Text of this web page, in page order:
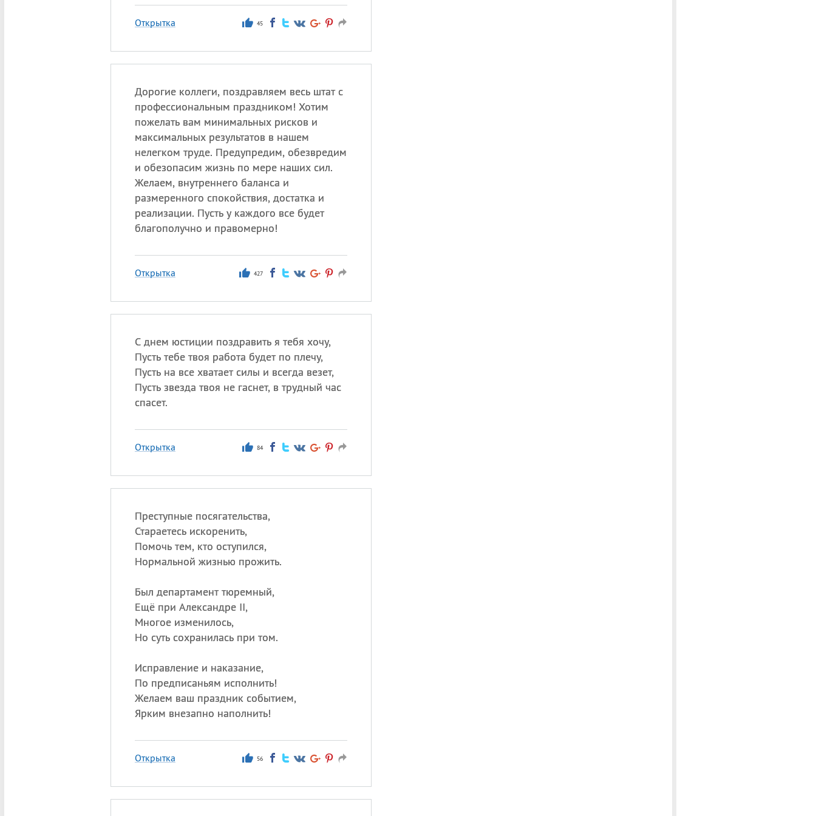
Открытка 45
Дорогие коллеги, поздравляем весь штат с
профессиональным праздником! Хотим
пожелать вам минимальных рисков и
максимальных результатов в нашем
нелегком труде. Предупредим, обезвредим
и обезопасим жизнь по мере наших сил.
Желаем, внутреннего баланса и
размеренного спокойствия, достатка и
реализации. Пусть у каждого все будет
благополучно и правомерно!
Открытка 427
С днем юстиции поздравить я тебя хочу,
Пусть тебе твоя работа будет по плечу,
Пусть на все хватает силы и всегда везет,
Пусть звезда твоя не гаснет, в трудный час
спасет.
Открытка 84
Преступные посягательства,
Стараетесь искоренить,
Помочь тем, кто оступился,
Нормальной жизнью прожить.
Был департамент тюремный,
Ещё при Александре II,
Многое изменилось,
Но суть сохранилась при том.
Исправление и наказание,
По предписаньям исполнить!
Желаем ваш праздник событием,
Ярким внезапно наполнить!
Открытка 56